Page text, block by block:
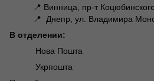
📍 Винница, пр-т
📍 Днепр, ул. Владимира
В отделении:
Нова Пошта
Укрпошта